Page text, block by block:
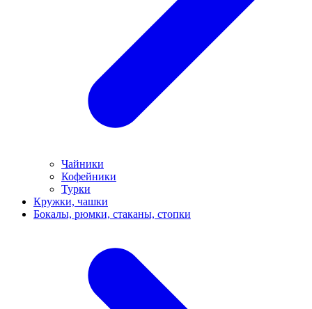
Чайники
Кофейники
Турки
Кружки, чашки
Бокалы, рюмки, стаканы, стопки